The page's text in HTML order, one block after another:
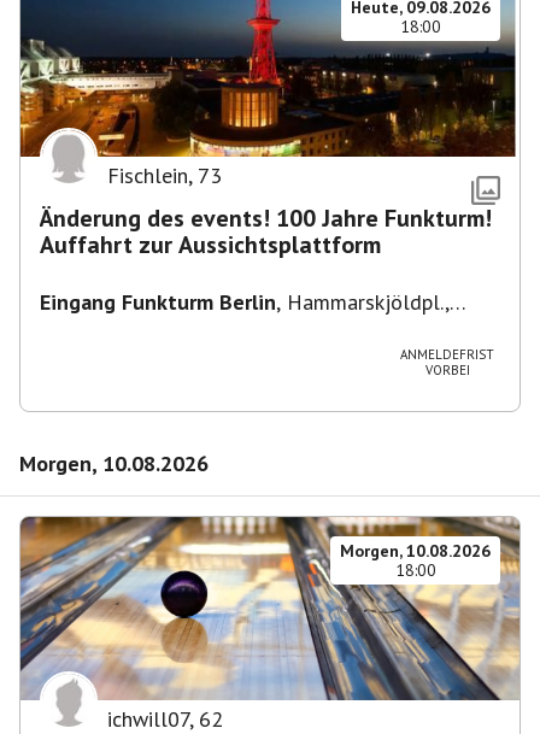
Heute, 09.08.2026
18:00
Fischlein, 73
Änderung des events! 100 Jahre Funkturm!
Auffahrt zur Aussichtsplattform
Eingang Funkturm Berlin, Hammarskjöldpl.,
ANMELDEFRIST
VORBEI
Morgen, 10.08.2026
Morgen, 10.08.2026
18:00
ichwill07, 62